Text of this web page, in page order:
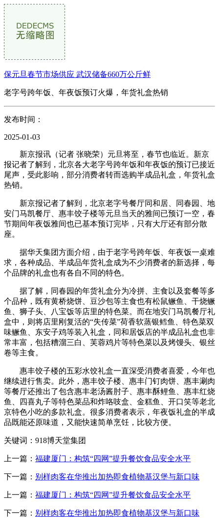
保元旦春节市场供应 武汉储备660万公斤鲜
老字号跨年饭、年夜饭预订火爆，年货礼盒热销
发布时间：
2025-01-03
新京报讯（记者 张晓荣）元旦将至，春节也临近。新京
报记者了解到，北京各大老字号跨年饭和年夜饭的预订已接近
尾声，受此影响，部分消费者转而选购半成品礼盒，年货礼盒
热销。
新京报记者了解到，北京老字号餐厅同和居、同春园、地
安门马凯餐厅、惠丰饺子楼等元旦当天的雅间已预订一空，春
节期间年夜饭雅间也已基本预订完毕，只有大厅还有部分散
座。
据华天集团方面介绍，由于老字号跨年饭、年夜饭一桌难
求，各种成品、半成品年货礼盒成为不少消费者的新选择，每
个品牌的礼盒也有各自不同的特色。
据了解，同春园的年货礼盒分为冷拼、主食以及套餐等多
个品种，既有黄桥烧饼、豆沙包等主食也有松鼠鳜鱼、干烧鳜
鱼、狮子头、八宝饭等店里的特色菜。而在地安门马凯餐厅礼
盒中，则将店里刚复活的“失传菜”荷香软蒸银鳕鱼、特色菜双
味鳜鱼、东安子鸡等装入礼盒，同和居饭店的半成品礼盒也非
常丰富，包括糟溜三白、芙蓉鸡片等特色菜以及烤馒头、银丝
卷等主食。
惠丰饺子楼的五彩水饺礼盒一直深受消费者喜爱，今年也
继续进行售卖。此外，惠丰饺子楼、惠丰门钉肉饼、惠丰涮肉
等餐厅还推出了包含惠丰老汤酱肘子、惠丰酥鲤鱼、惠丰红烧
鱼、四喜丸子等特色菜品和炸咯吱盒、金糕鱼、开口笑等老北
京特色小吃的多款礼盒。很多消费者表示，年夜饭礼盒的半成
品既能还原味道，又能快速简单烹饪，比较方便。
关键词：918博天堂集团
上一篇： 福建厦门：构筑“四网”提升餐饮食品安全水平
下一篇： 别样肉客在华推出加热即食植物基汉堡与新口味
上一篇： 福建厦门：构筑“四网”提升餐饮食品安全水平
下一篇： 别样肉客在华推出加热即食植物基汉堡与新口味